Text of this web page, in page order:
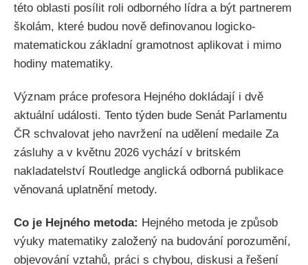
této oblasti posílit roli odborného lídra a být partnerem
školám, které budou nově definovanou logicko-
matematickou základní gramotnost aplikovat i mimo
hodiny matematiky.
Význam práce profesora Hejného dokládají i dvě
aktuální události. Tento týden bude Senát Parlamentu
ČR schvalovat jeho navržení na udělení medaile Za
zásluhy a v květnu 2026 vychází v britském
nakladatelství Routledge anglická odborná publikace
věnovaná uplatnění metody.
Co je Hejného metoda: Hejného metoda je způsob
výuky matematiky založený na budování porozumění,
objevování vztahů, práci s chybou, diskusi a řešení